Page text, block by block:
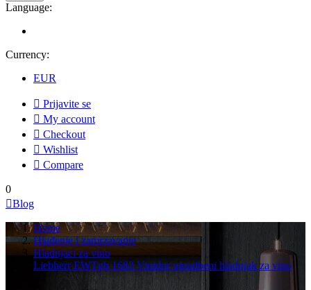
Language:
Currency:
EUR
 Prijavite se
 My account
 Checkout
 Wishlist
 Compare
0
Blog
Home
Hlađenje i zamrzavanje
Hladnjaci za vino
Liebherr EWTgb 1683 Vinidor ugradbeni hladnjak za vino